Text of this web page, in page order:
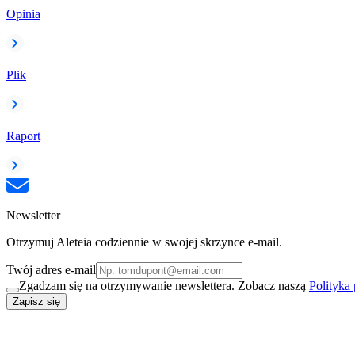
Opinia
Plik
Raport
Newsletter
Otrzymuj Aleteia codziennie w swojej skrzynce e-mail.
Twój adres e-mail
Zgadzam się na otrzymywanie newslettera. Zobacz naszą Polityka
Zapisz się